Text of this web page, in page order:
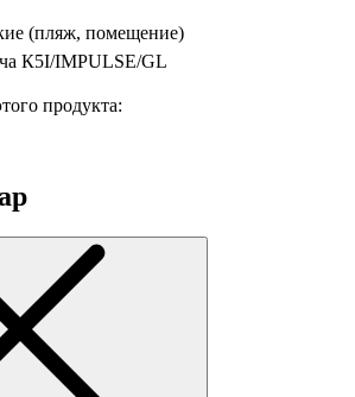
(пляж, помещение)
К5І/IMPULSE/GL
продукта: